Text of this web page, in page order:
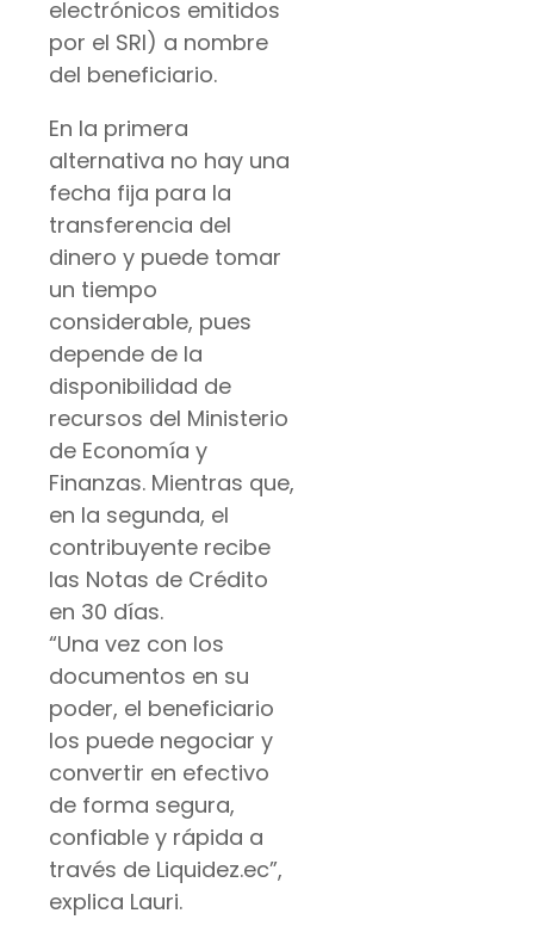
electrónicos emitidos
por el SRI) a nombre
del beneficiario.
En la primera
alternativa no hay una
fecha fija para la
transferencia del
dinero y puede tomar
un tiempo
considerable, pues
depende de la
disponibilidad de
recursos del Ministerio
de Economía y
Finanzas. Mientras que,
en la segunda, el
contribuyente recibe
las Notas de Crédito
en 30 días.
“Una vez con los
documentos en su
poder, el beneficiario
los puede negociar y
convertir en efectivo
de forma segura,
confiable y rápida a
través de Liquidez.ec”,
explica Lauri.